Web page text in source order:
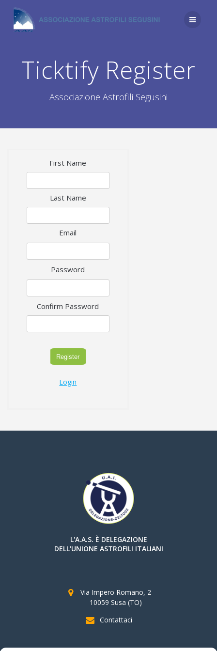
contenuto
Ticktify Register
Associazione Astrofili Segusini
First Name
Last Name
Email
Password
Confirm Password
Register
Login
L'A.A.S. È DELEGAZIONE
DELL'UNIONE ASTROFILI ITALIANI
Via Impero Romano, 2
10059 Susa (TO)
Contattaci